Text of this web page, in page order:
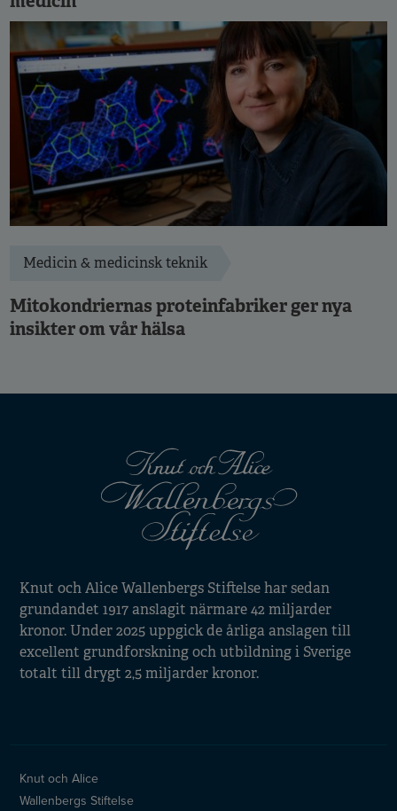
Medicin & medicinsk teknik
Mitokondriernas proteinfabriker ger nya
insikter om vår hälsa
Knut och Alice Wallenbergs Stiftelse har sedan
grundandet 1917 anslagit närmare 42 miljarder
kronor. Under 2025 uppgick de årliga anslagen till
excellent grundforskning och utbildning i Sverige
totalt till drygt 2,5 miljarder kronor.
Knut och Alice
Wallenbergs Stiftelse